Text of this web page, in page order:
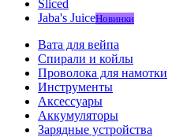
Sliced
Jaba's JuiceНовинки
Вата для вейпа
Спирали и койлы
Проволока для намотки
Инструменты
Аксесcуары
Аккумуляторы
Зарядные устройства